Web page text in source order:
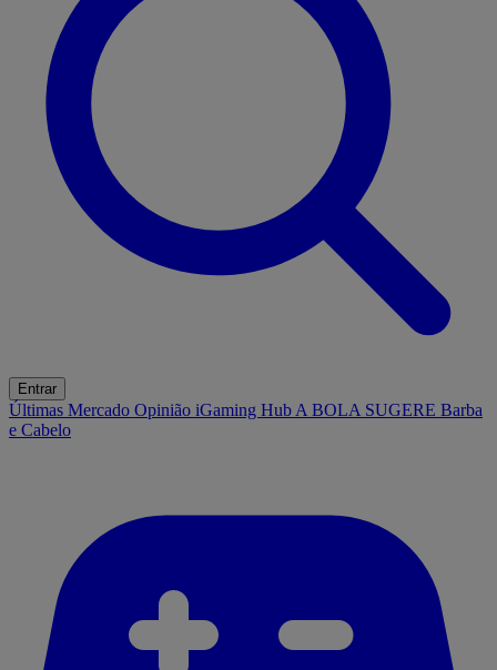
Entrar
Últimas Mercado Opinião iGaming Hub A BOLA SUGERE Barba
e Cabelo